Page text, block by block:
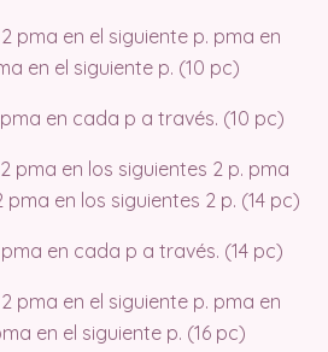
pma en el siguiente p. pma en
en el siguiente p. (10 pc)
en cada p a través. (10 pc)
pma en los siguientes 2 p. pma
pma en los siguientes 2 p. (14 pc)
en cada p a través. (14 pc)
pma en el siguiente p. pma en
en el siguiente p. (16 pc)